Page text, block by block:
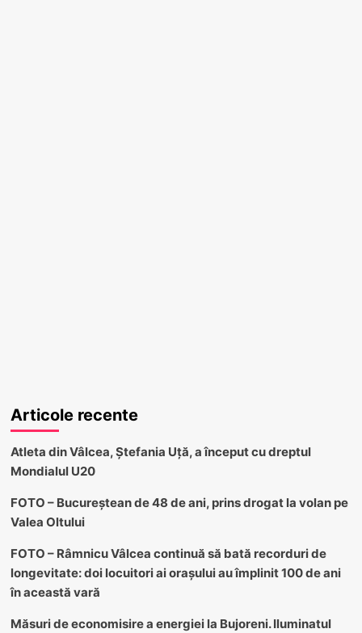
Articole recente
Atleta din Vâlcea, Ștefania Uță, a început cu dreptul
Mondialul U20
FOTO – Bucureștean de 48 de ani, prins drogat la volan pe
Valea Oltului
FOTO – Râmnicu Vâlcea continuă să bată recorduri de
longevitate: doi locuitori ai orașului au împlinit 100 de ani
în această vară
Măsuri de economisire a energiei la Bujoreni. Iluminatul